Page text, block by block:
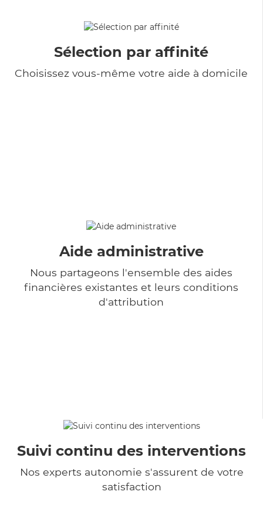
Sélection par affinité
Choisissez vous-même votre aide à domicile
Aide administrative
Nous partageons l'ensemble des aides
financières existantes et leurs conditions
d'attribution
Suivi continu des interventions
Nos experts autonomie s'assurent de votre
satisfaction